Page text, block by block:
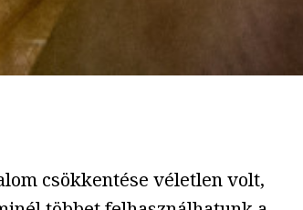
csökkentése véletlen volt,